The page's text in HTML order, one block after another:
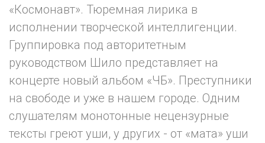
«Космонавт». Тюремная лирика в
исполнении творческой интеллигенции.
Группировка под авторитетным
руководством Шило представляет на
концерте новый альбом «ЧБ». Преступники
на свободе и уже в нашем городе. Одним
слушателям монотонные нецензурные
тексты греют уши, у других - от «мата» уши